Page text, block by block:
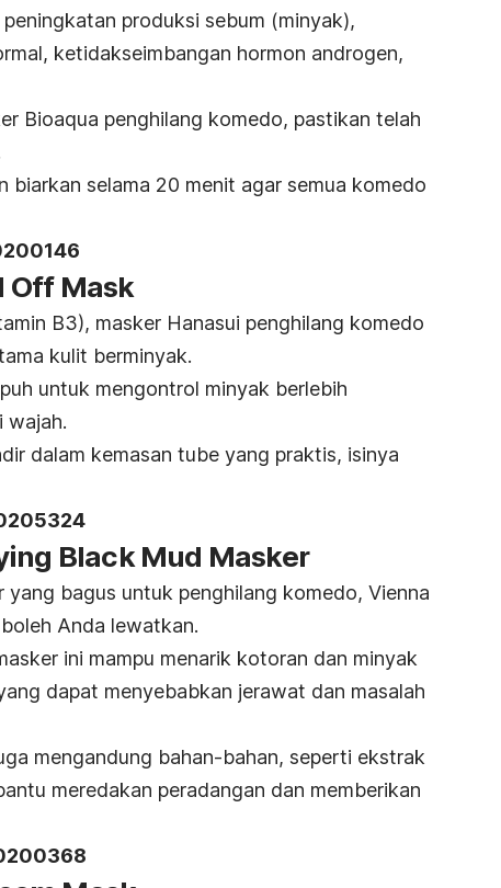
produksi sebum (minyak),
ketidakseimbangan hormon androgen,
Bioaqua penghilang komedo, pastikan telah
biarkan selama 20 menit agar semua komedo
Off Mask
B3), masker Hanasui penghilang komedo
kulit berminyak.
untuk mengontrol minyak berlebih
wajah.
dalam kemasan tube yang praktis, isinya
Black Mud Masker
yang bagus untuk penghilang komedo, Vienna
Anda lewatkan.
ini mampu menarik kotoran dan minyak
dapat menyebabkan jerawat dan masalah
mengandung bahan-bahan, seperti ekstrak
meredakan peradangan dan memberikan